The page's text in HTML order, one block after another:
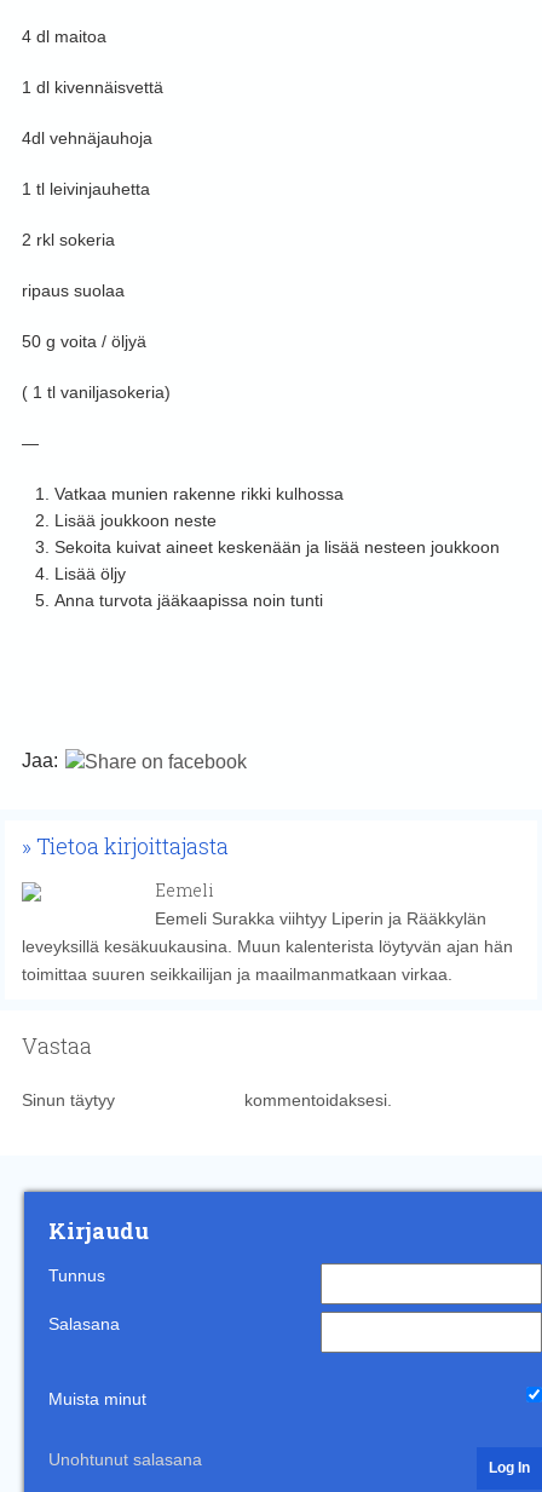
4 dl maitoa
1 dl kivennäisvettä
4dl vehnäjauhoja
1 tl leivinjauhetta
2 rkl sokeria
ripaus suolaa
50 g voita / öljyä
( 1 tl vaniljasokeria)
—
Vatkaa munien rakenne rikki kulhossa
Lisää joukkoon neste
Sekoita kuivat aineet keskenään ja lisää nesteen joukkoon
Lisää öljy
Anna turvota jääkaapissa noin tunti
Jaa:
Tietoa kirjoittajasta
Eemeli
Eemeli Surakka viihtyy Liperin ja Rääkkylän
leveyksillä kesäkuukausina. Muun kalenterista löytyvän ajan hän
toimittaa suuren seikkailijan ja maailmanmatkaan virkaa.
Vastaa
Sinun täytyy kommentoidaksesi.
Kirjaudu
Tunnus
Salasana
Muista minut
Unohtunut salasana